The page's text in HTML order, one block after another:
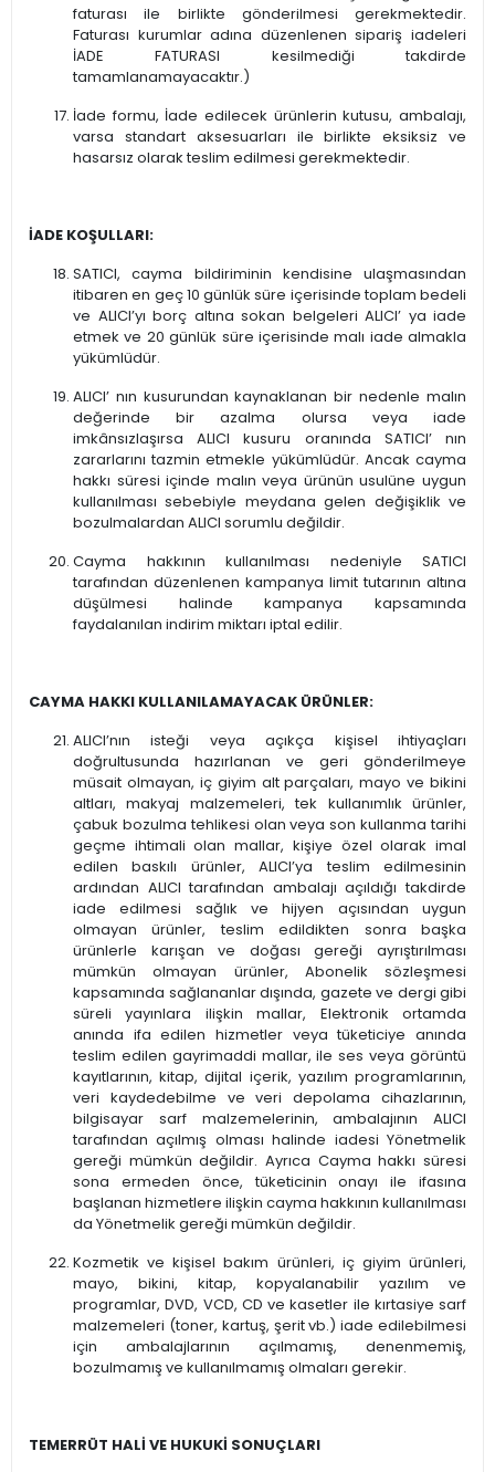
faturası ile birlikte gönderilmesi gerekmektedir.
Faturası kurumlar adına düzenlenen sipariş iadeleri
İADE FATURASI kesilmediği takdirde
tamamlanamayacaktır.)
İade formu, İade edilecek ürünlerin kutusu, ambalajı,
varsa standart aksesuarları ile birlikte eksiksiz ve
hasarsız olarak teslim edilmesi gerekmektedir.
İADE KOŞULLARI:
SATICI, cayma bildiriminin kendisine ulaşmasından
itibaren en geç 10 günlük süre içerisinde toplam bedeli
ve ALICI’yı borç altına sokan belgeleri ALICI’ ya iade
etmek ve 20 günlük süre içerisinde malı iade almakla
yükümlüdür.
ALICI’ nın kusurundan kaynaklanan bir nedenle malın
değerinde bir azalma olursa veya iade
imkânsızlaşırsa ALICI kusuru oranında SATICI’ nın
zararlarını tazmin etmekle yükümlüdür. Ancak cayma
hakkı süresi içinde malın veya ürünün usulüne uygun
kullanılması sebebiyle meydana gelen değişiklik ve
bozulmalardan ALICI sorumlu değildir.
Cayma hakkının kullanılması nedeniyle SATICI
tarafından düzenlenen kampanya limit tutarının altına
düşülmesi halinde kampanya kapsamında
faydalanılan indirim miktarı iptal edilir.
CAYMA HAKKI KULLANILAMAYACAK ÜRÜNLER:
ALICI’nın isteği veya açıkça kişisel ihtiyaçları
doğrultusunda hazırlanan ve geri gönderilmeye
müsait olmayan, iç giyim alt parçaları, mayo ve bikini
altları, makyaj malzemeleri, tek kullanımlık ürünler,
çabuk bozulma tehlikesi olan veya son kullanma tarihi
geçme ihtimali olan mallar, kişiye özel olarak imal
edilen baskılı ürünler, ALICI’ya teslim edilmesinin
ardından ALICI tarafından ambalajı açıldığı takdirde
iade edilmesi sağlık ve hijyen açısından uygun
olmayan ürünler, teslim edildikten sonra başka
ürünlerle karışan ve doğası gereği ayrıştırılması
mümkün olmayan ürünler, Abonelik sözleşmesi
kapsamında sağlananlar dışında, gazete ve dergi gibi
süreli yayınlara ilişkin mallar, Elektronik ortamda
anında ifa edilen hizmetler veya tüketiciye anında
teslim edilen gayrimaddi mallar, ile ses veya görüntü
kayıtlarının, kitap, dijital içerik, yazılım programlarının,
veri kaydedebilme ve veri depolama cihazlarının,
bilgisayar sarf malzemelerinin, ambalajının ALICI
tarafından açılmış olması halinde iadesi Yönetmelik
gereği mümkün değildir. Ayrıca Cayma hakkı süresi
sona ermeden önce, tüketicinin onayı ile ifasına
başlanan hizmetlere ilişkin cayma hakkının kullanılması
da Yönetmelik gereği mümkün değildir.
Kozmetik ve kişisel bakım ürünleri, iç giyim ürünleri,
mayo, bikini, kitap, kopyalanabilir yazılım ve
programlar, DVD, VCD, CD ve kasetler ile kırtasiye sarf
malzemeleri (toner, kartuş, şerit vb.) iade edilebilmesi
için ambalajlarının açılmamış, denenmemiş,
bozulmamış ve kullanılmamış olmaları gerekir.
TEMERRÜT HALİ VE HUKUKİ SONUÇLARI